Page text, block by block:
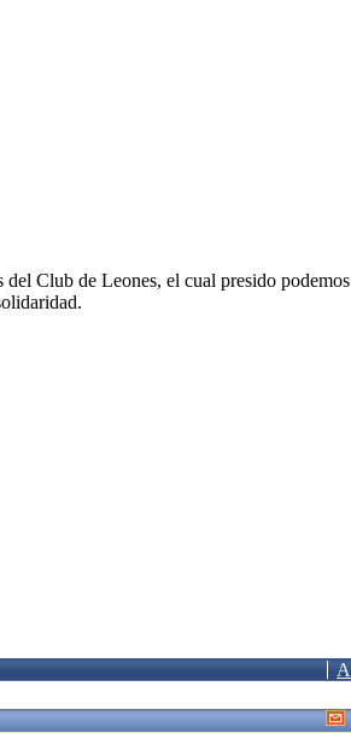
Club de Leones, el cual presido